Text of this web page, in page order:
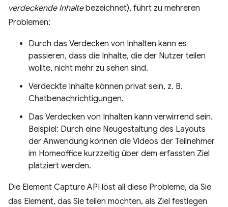
verdeckende Inhaltebezeichnet), führt zu mehreren
Problemen:
Durch das Verdecken von Inhalten kann es
passieren, dass die Inhalte, die der Nutzer teilen
wollte, nicht mehr zu sehen sind.
Verdeckte Inhalte können privat sein, z. B.
Chatbenachrichtigungen.
Das Verdecken von Inhalten kann verwirrend sein.
Beispiel: Durch eine Neugestaltung des Layouts
der Anwendung können die Videos der Teilnehmer
im Homeoffice kurzzeitig über dem erfassten Ziel
platziert werden.
Die Element Capture API löst all diese Probleme, da Sie
das Element, das Sie teilen möchten, als Ziel festlegen